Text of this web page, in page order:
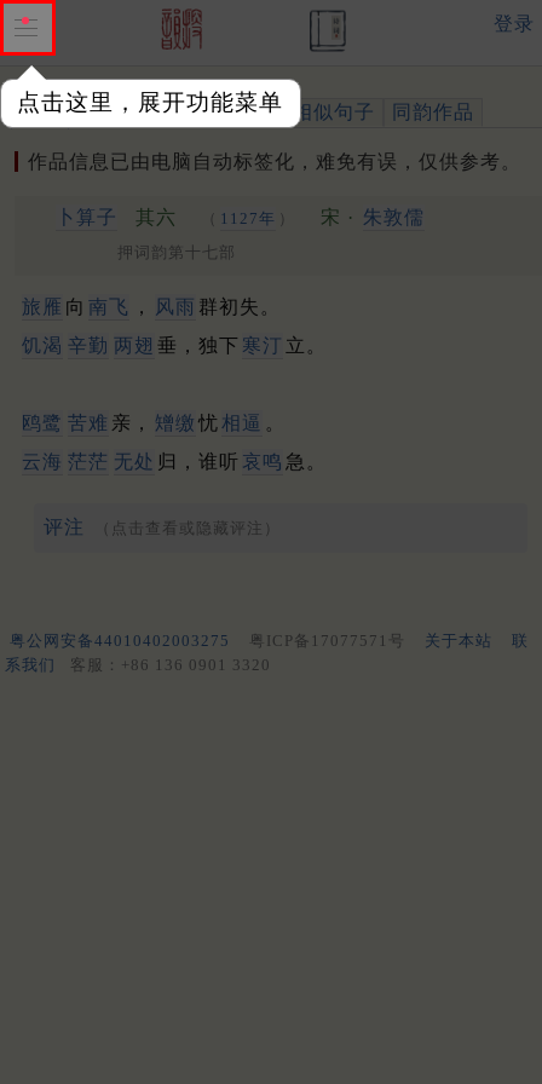
点击这里，展开功能菜单
登录
作品 标注四声 出处、引用 相似句子 同韵作品
作品信息已由电脑自动标签化，难免有误，仅供参考。
卜算子 其六 （ 1127年 ） 宋 · 朱敦儒
押词韵第十七部
旅雁 向 南飞 ， 风雨 群初失。
饥渴 辛勤 两翅 垂，独下 寒汀 立。
鸥鹭 苦难 亲， 矰缴 忧相逼 。
云海 茫茫 无处 归，谁听 哀鸣 急。
评注 （点击查看或隐藏评注）
粤公网安备44010402003275 粤ICP备17077571号 关于本站
联
系我们
客服：+86 136 0901 3320